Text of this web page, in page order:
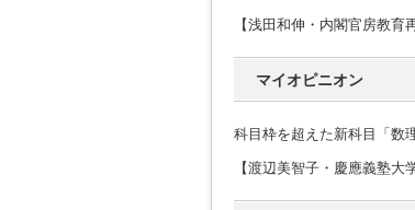
【浅田和伸・内閣官房教育
マイオピニオン
科目枠を超えた新科目「数
【渡辺美智子・慶應義塾大